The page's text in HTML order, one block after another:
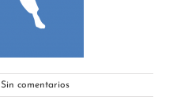
Sin comentarios